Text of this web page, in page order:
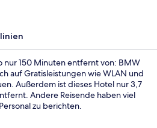
nur 150 Minuten entfernt von: BMW
auf Gratisleistungen wie WLAN und
Außerdem ist dieses Hotel nur 3,7
Andere Reisende haben viel
zu berichten.